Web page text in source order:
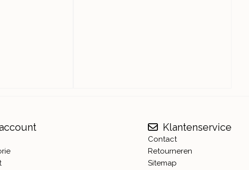
Klantenservice
Contact
Retourneren
Sitemap